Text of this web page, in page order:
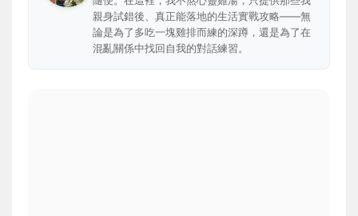
親身試錯後、真正能落地的生活實戰攻略——無
論是為了多吃一塊雞排而練的深蹲，還是為了在
混亂關係中找回自我的對話練習。